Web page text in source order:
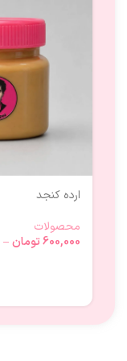
ارده کنجد
محصولات
600,000تومان–